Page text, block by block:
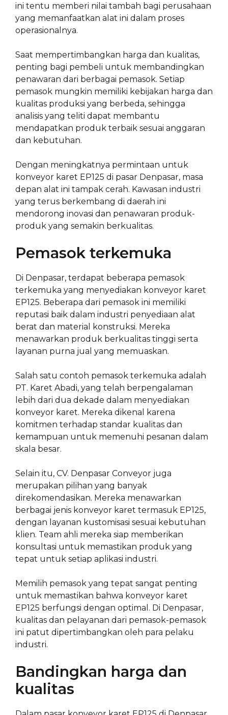
ini tentu memberi nilai tambah bagi perusahaan
yang memanfaatkan alat ini dalam proses
operasionalnya.
Saat mempertimbangkan harga dan kualitas,
penting bagi pembeli untuk membandingkan
penawaran dari berbagai pemasok. Setiap
pemasok mungkin memiliki kebijakan harga dan
kualitas produksi yang berbeda, sehingga
analisis yang teliti dapat membantu
mendapatkan produk terbaik sesuai anggaran
dan kebutuhan.
Dengan meningkatnya permintaan untuk
konveyor karet EP125 di pasar Denpasar, masa
depan alat ini tampak cerah. Kawasan industri
yang terus berkembang di daerah ini
mendorong inovasi dan penawaran produk-
produk yang semakin berkualitas.
Pemasok terkemuka
Di Denpasar, terdapat beberapa pemasok
terkemuka yang menyediakan konveyor karet
EP125. Beberapa dari pemasok ini memiliki
reputasi baik dalam industri penyediaan alat
berat dan material konstruksi. Mereka
menawarkan produk berkualitas tinggi serta
layanan purna jual yang memuaskan.
Salah satu contoh pemasok terkemuka adalah
PT. Karet Abadi, yang telah berpengalaman
lebih dari dua dekade dalam menyediakan
konveyor karet. Mereka dikenal karena
komitmen terhadap standar kualitas dan
kemampuan untuk memenuhi pesanan dalam
skala besar.
Selain itu, CV. Denpasar Conveyor juga
merupakan pilihan yang banyak
direkomendasikan. Mereka menawarkan
berbagai jenis konveyor karet termasuk EP125,
dengan layanan kustomisasi sesuai kebutuhan
klien. Team ahli mereka siap memberikan
konsultasi untuk memastikan produk yang
tepat untuk setiap aplikasi industri.
Memilih pemasok yang tepat sangat penting
untuk memastikan bahwa konveyor karet
EP125 berfungsi dengan optimal. Di Denpasar,
kualitas dan pelayanan dari pemasok-pemasok
ini patut dipertimbangkan oleh para pelaku
industri.
Bandingkan harga dan
kualitas